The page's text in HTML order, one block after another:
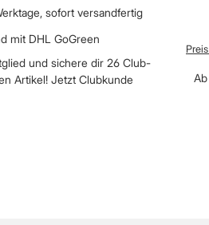
sofort versandfertig
mit DHL GoGreen
und sichere dir 26 Club-
Artikel! Jetzt Clubkunde